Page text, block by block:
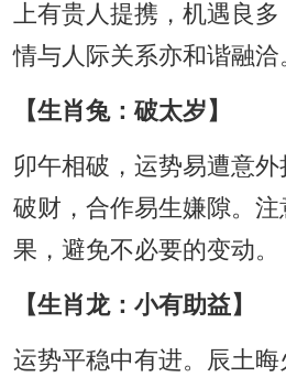
上有贵人提携，机遇良
情与人际关系亦和谐融洽
【生肖兔：破太岁】
卯午相破，运势易遭意
破财，合作易生嫌隙。
果，避免不必要的变动。
【生肖龙：小有助益】
运势平稳中有进。辰土